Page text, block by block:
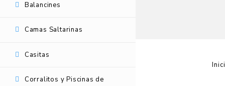
Balancines
Camas Saltarinas
Casitas
Corralitos y Piscinas de